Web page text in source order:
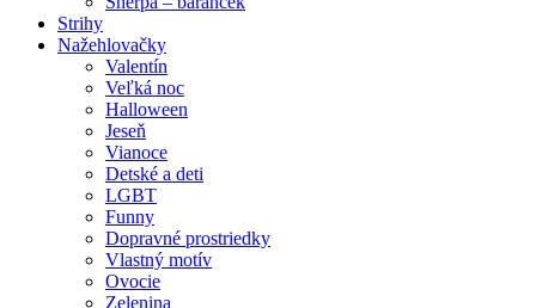
Strihy
Nažehlovačky
Valentín
Veľká noc
Halloween
Jeseň
Vianoce
Detské a deti
LGBT
Funny
Dopravné prostriedky
Vlastný motív
Ovocie
Zelenina